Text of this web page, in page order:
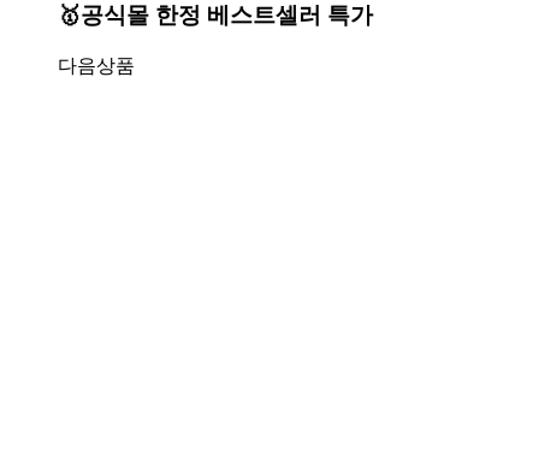
🥇공식몰 한정 베스트셀러 특가
다음상품